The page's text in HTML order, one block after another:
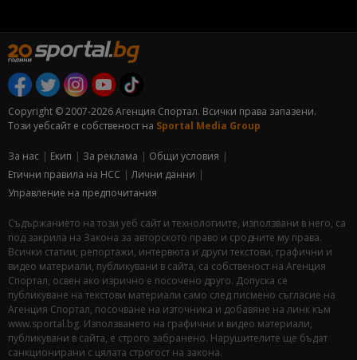
Copyright © 2007-2026 Агенция Спортал. Всички права запазени.
Този уебсайт е собственост на Sportal Media Group
За нас Екип За рекламa
Общи условия
Етични правила на НСС
Лични данни
Управление на предпочитания
Съдържанието на този уеб сайт и технологиите, използвани в него, са
под закрила на Закона за авторското право и сродните му права.
Всички статии, репортажи, интервюта и други текстови, графични и
видео материали, публикувани в сайта, са собственост на Агенция
Спортал, освен ако изрично е посочено друго. Допуска се
публикуване на текстови материали само след писмено съгласие на
Агенция Спортал, посочване на източника и добавяне на линк към
www.sportal.bg. Използването на графични и видео материали,
публикувани в сайта, е строго забранено. Нарушителите ще бъдат
санкционирани с цялата строгост на закона.